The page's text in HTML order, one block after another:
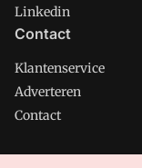
Linkedin
Contact
Klantenservice
Adverteren
Contact